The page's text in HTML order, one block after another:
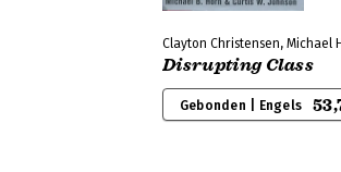
Clayton Christensen, Michael
Disrupting Class
Gebonden | Engels